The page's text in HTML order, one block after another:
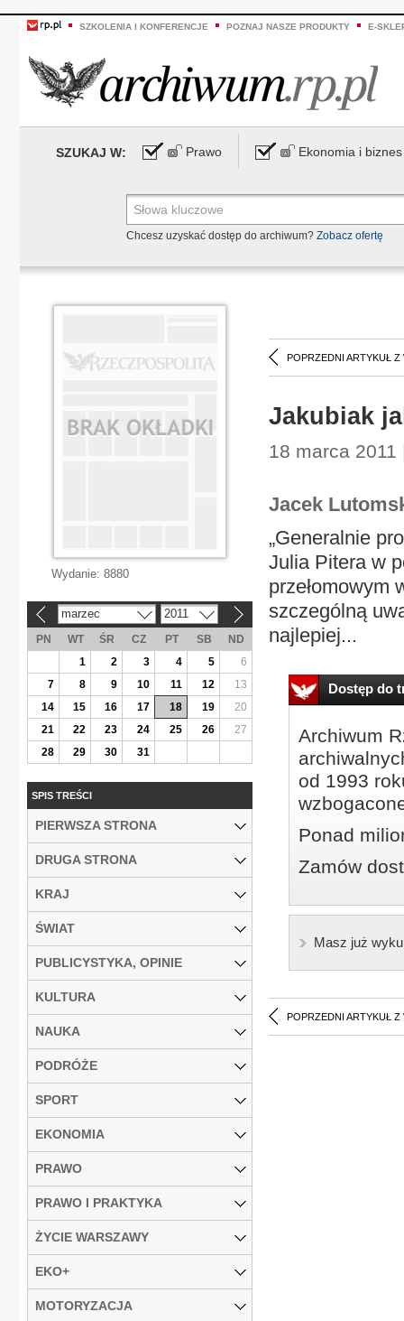
SZKOLENIA I KONFERENCJE POZNAJ NASZE PRODUKTY E-
SZUKAJ W: Prawo Ekonomia i biznes
Chcesz uzyskać dostęp do archiwum? Zobacz ofertę
POPRZEDNI ARTYKUŁ Z
Jakubiak
18 marca
Jacek
„Generalnie
Julia Pitera w
przełomowym
szczególną
najlepiej...
Dostęp do
Archiwum
od 1993
Ponad
Zamów
Masz już
POPRZEDNI ARTYKUŁ Z
Wydanie: 8880
marzec 2011
PN WT ŚR CZ PT SB
ND
1
2 3 4 5
6
7
8 9 10 11 12
13
14
15 16 17 18 19
20
21
22 23 24 25 26
27
28
29 30 31
SPIS TREŚCI
PIERWSZA STRONA
DRUGA STRONA
KRAJ
ŚWIAT
PUBLICYSTYKA, OPINIE
KULTURA
NAUKA
PODRÓŻE
SPORT
EKONOMIA
PRAWO
PRAWO I PRAKTYKA
ŻYCIE WARSZAWY
EKO+
MOTORYZACJA